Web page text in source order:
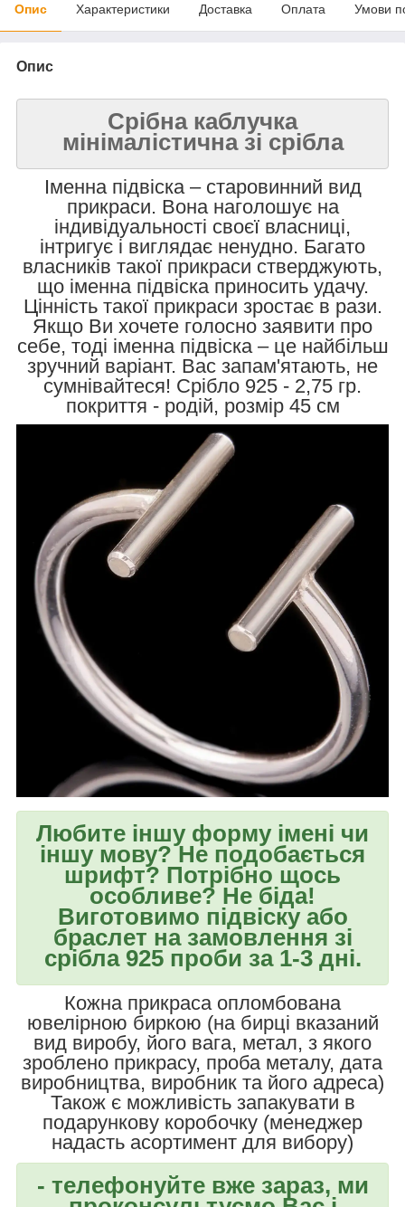
Опис Характеристики Доставка Оплата Умови
Опис
Срібна каблучка
мінімалістична зі срібла
Іменна підвіска – старовинний вид
прикраси. Вона наголошує на
індивідуальності своєї власниці,
інтригує і виглядає ненудно. Багато
власників такої прикраси стверджують,
що іменна підвіска приносить удачу.
Цінність такої прикраси зростає в рази.
Якщо Ви хочете голосно заявити про
себе, тоді іменна підвіска – це найбільш
зручний варіант. Вас запам'ятають, не
сумнівайтеся! Срібло 925 - 2,75 гр.
покриття - родій, розмір 45 см
Любите іншу форму імені чи
іншу мову? Не подобається
шрифт? Потрібно щось
особливе? Не біда!
Виготовимо підвіску або
браслет на замовлення зі
срібла 925 проби за 1-3 дні.
Кожна прикраса опломбована
ювелірною биркою (на бирці вказаний
вид виробу, його вага, метал, з якого
зроблено прикрасу, проба металу, дата
виробництва, виробник та його адреса)
Також є можливість запакувати в
подарункову коробочку (менеджер
надасть асортимент для вибору)
- телефонуйте вже зараз, ми